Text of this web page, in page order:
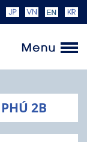
2B